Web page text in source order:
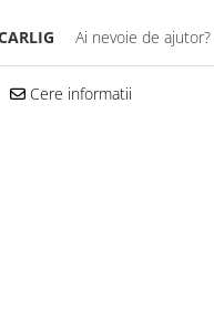
Ai nevoie de ajutor?
Cere informatii